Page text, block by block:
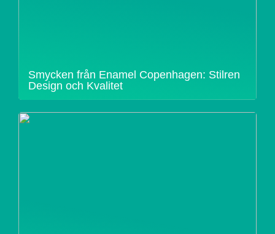
Smycken från Enamel Copenhagen: Stilren
Design och Kvalitet